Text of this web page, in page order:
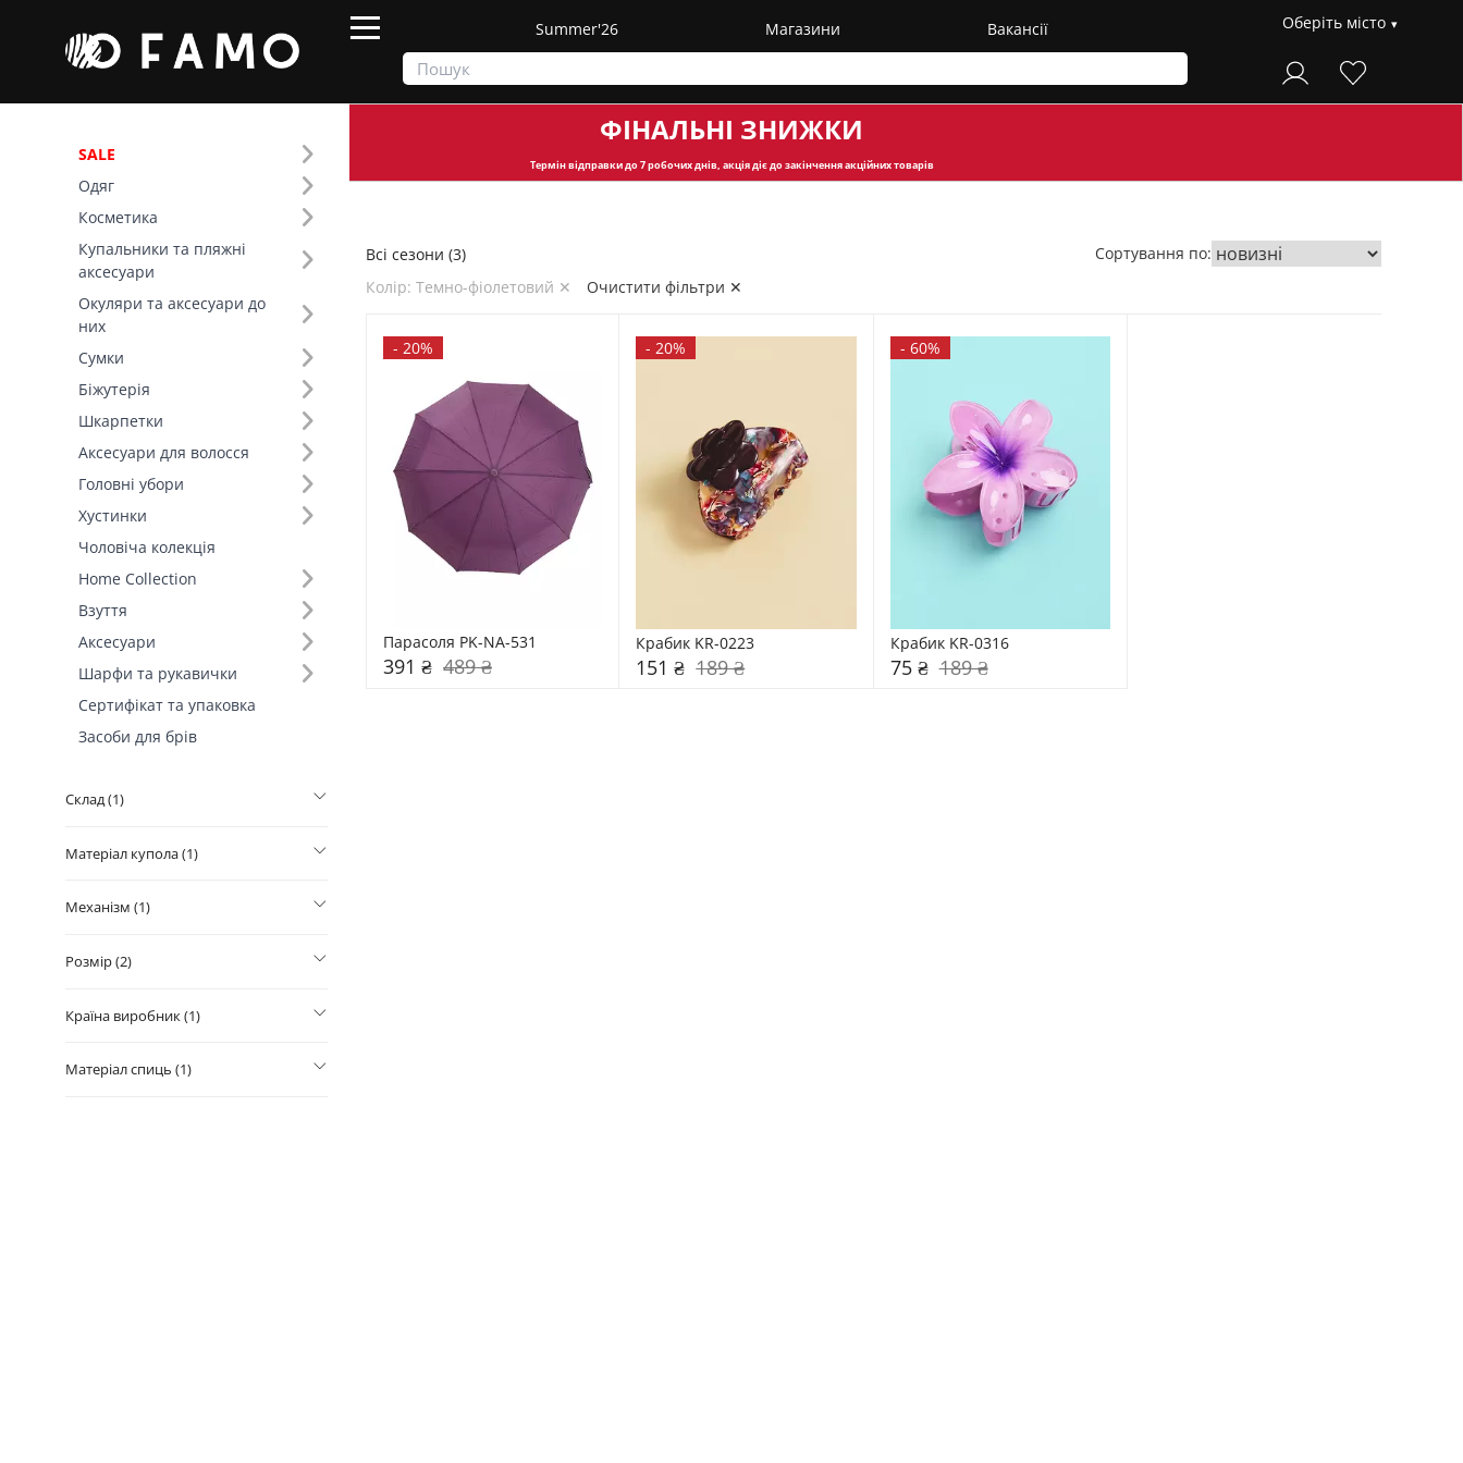
Summer'26 Магазини Вакансії Оберіть місто
SALE
Одяг
Косметика
Купальники та пляжні
аксесуари
Окуляри та аксесуари до
них
Сумки
Біжутерія
Шкарпетки
Аксесуари для волосся
Головні убори
Хустинки
Чоловіча колекція
Home Collection
Взуття
Аксесуари
Шарфи та рукавички
Сертифікат та упаковка
Засоби для брів
ФІНАЛЬНІ ЗНИЖКИ
Термін відправкидо 7 робочих днів, акція діє до закінчення акційних товарів
Фільтр
Ціна
SALE
Сезон (1)
Основний колір (1)
Колір (495)
Ручка (1)
Наявність чохла (1)
Тип зонта (1)
Склад (1)
Матеріал купола (1)
Механізм (1)
Розмір (2)
Країна виробник (1)
Матеріал спиць (1)
Всі сезони (3)
Колір: Темно-фіолетовий ✕
Очистити фільтри ✕
Сортування по:
- 20%
Парасоля PK-NA-531
391 ₴ 489 ₴
- 20%
Крабик KR-0223
151 ₴ 189 ₴
- 60%
Крабик KR-0316
75 ₴ 189 ₴